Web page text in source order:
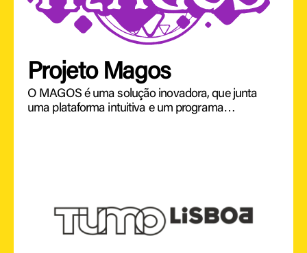
Projeto Magos
O MAGOS é uma solução inovadora, que junta
uma plataforma intuitiva e um programa…